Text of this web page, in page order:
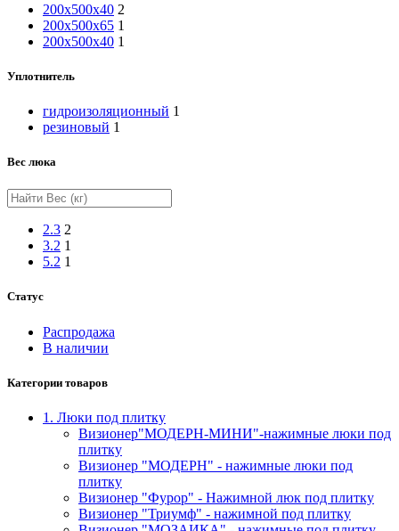
200x500x40 2
200х500х65 1
200х500х40 1
Уплотнитель
гидроизоляционный 1
резиновый 1
Вес люка
2.3 2
3.2 1
5.2 1
Статус
Распродажа
В наличии
Категории товаров
1. Люки под плитку
Визионер"МОДЕРН-МИНИ"-нажимные люки под
плитку
Визионер "МОДЕРН" - нажимные люки под
плитку
Визионер "Фурор" - Нажимной люк под плитку
Визионер "Триумф" - нажимной под плитку